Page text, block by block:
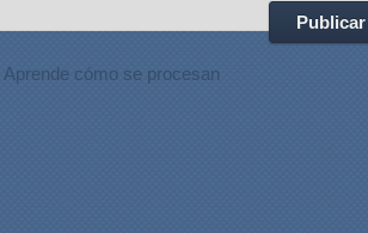
Aprende cómo se procesan